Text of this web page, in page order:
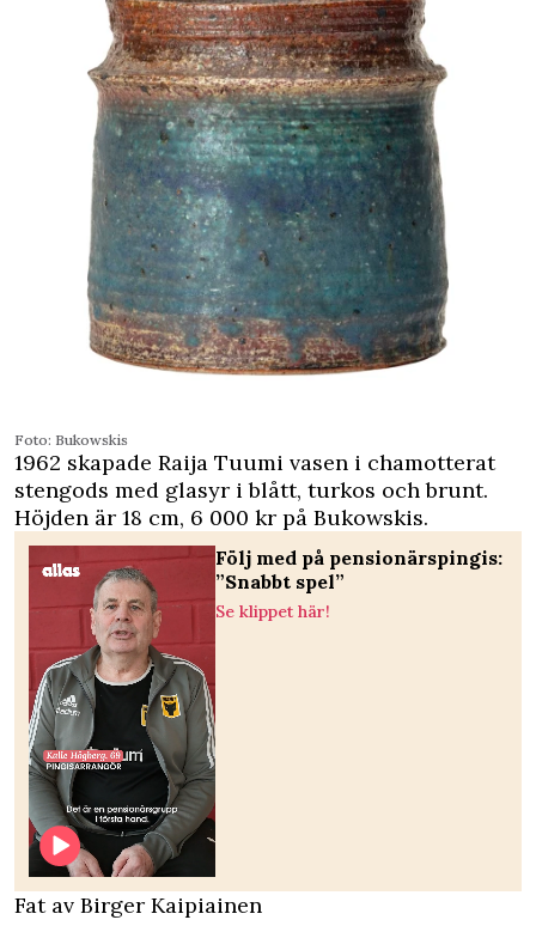
Foto: Bukowskis
1962 skapade Raija Tuumi vasen i chamotterat
stengods med glasyr i blått, turkos och brunt.
Höjden är 18 cm, 6 000 kr på Bukowskis.
Följ med på pensionärspingis:
”Snabbt spel”
Se klippet här!
Fat av Birger Kaipiainen